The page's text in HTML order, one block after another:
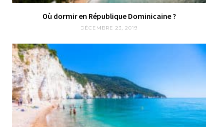
Où dormir en République Dominicaine ?
DÉCEMBRE 23, 2019